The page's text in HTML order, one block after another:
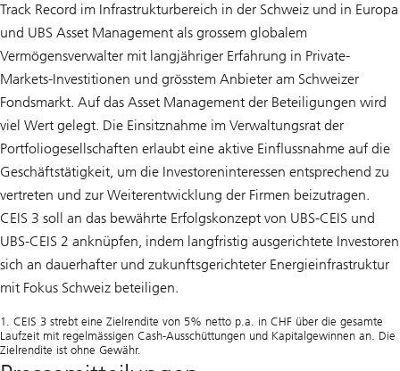
Track Record im Infrastrukturbereich in der Schweiz und in Europa
und UBS Asset Management als grossem globalem
Vermögensverwalter mit langjähriger Erfahrung in Private-
Markets-Investitionen und grösstem Anbieter am Schweizer
Fondsmarkt. Auf das Asset Management der Beteiligungen wird
viel Wert gelegt. Die Einsitznahme im Verwaltungsrat der
Portfoliogesellschaften erlaubt eine aktive Einflussnahme auf die
Geschäftstätigkeit, um die Investoreninteressen entsprechend zu
vertreten und zur Weiterentwicklung der Firmen beizutragen.
CEIS 3 soll an das bewährte Erfolgskonzept von UBS-CEIS und
UBS-CEIS 2 anknüpfen, indem langfristig ausgerichtete Investoren
sich an dauerhafter und zukunftsgerichteter Energieinfrastruktur
mit Fokus Schweiz beteiligen.
1. CEIS 3 strebt eine Zielrendite von 5% netto p.a. in CHF über die gesamte
Laufzeit mit regelmässigen Cash-Ausschüttungen und Kapitalgewinnen an. Die
Zielrendite ist ohne Gewähr.